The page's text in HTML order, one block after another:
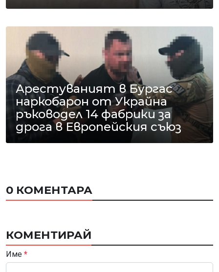
Арестуваният в Бургас
наркобарон от Украйна
ръководел 14 фабрики за
дрога в Европейския съюз
0 КОМЕНТАРА
КОМЕНТИРАЙ
Име *